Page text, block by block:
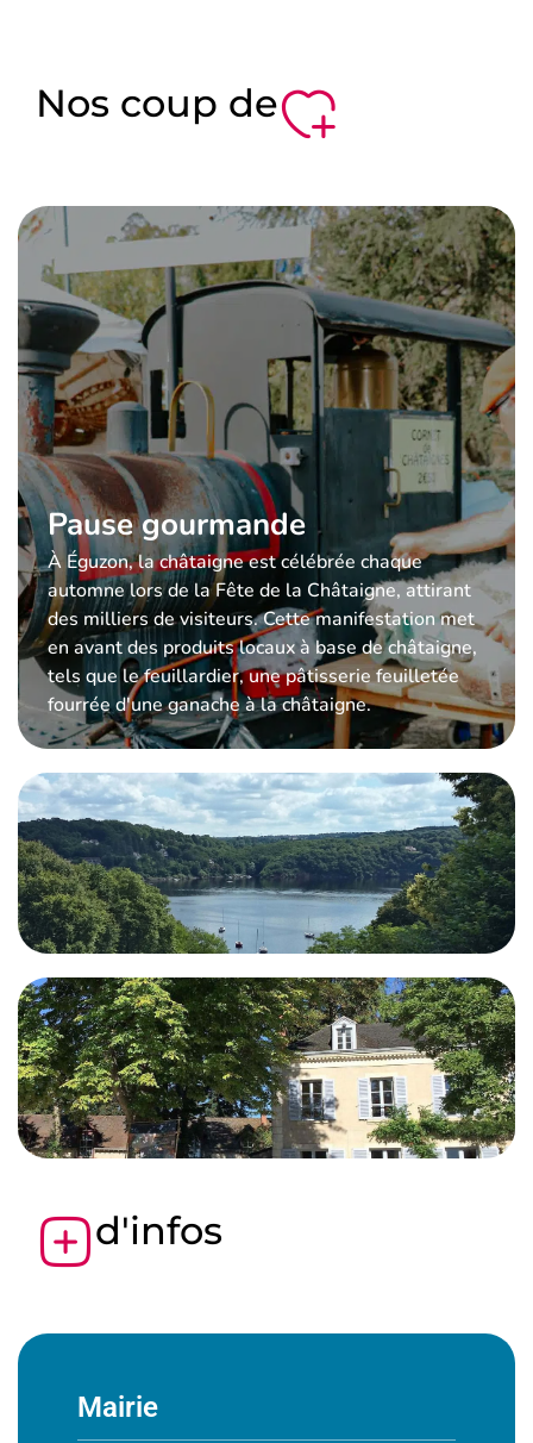
Nos coup de
Pause gourmande
À Éguzon, la châtaigne est célébrée chaque
automne lors de la Fête de la Châtaigne, attirant
des milliers de visiteurs. Cette manifestation met
en avant des produits locaux à base de châtaigne,
tels que le feuillardier, une pâtisserie feuilletée
fourrée d'une ganache à la châtaigne.
d'infos
Mairie